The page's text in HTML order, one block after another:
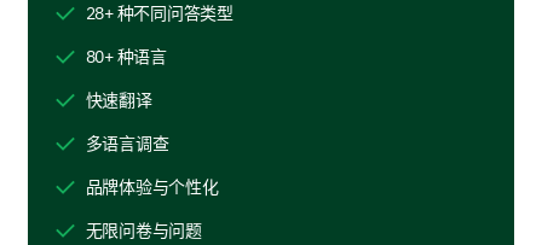
Yes
No
Conversion and Purchase Decisions
Have you made a purchase based on our
28+ 种不同问答类型
80+ 种语言
快速翻译
多语言调查
品牌体验与个性化
无限问卷与问题